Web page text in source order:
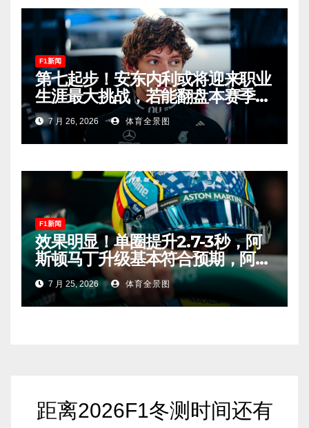
F1新闻
第七起步！安东内利或将迎来职业
生涯最大挑战，若能翻盘本赛季争
冠有望！
7 月 26, 2026 体育全景图
F1新闻
效果明显！单圈提升2.7-3秒，阿
斯顿马丁升级基本符合预期，阿隆
索有望在匈牙利进入Q2！
7 月 25, 2026 体育全景图
距离2026F1冬测时间还有